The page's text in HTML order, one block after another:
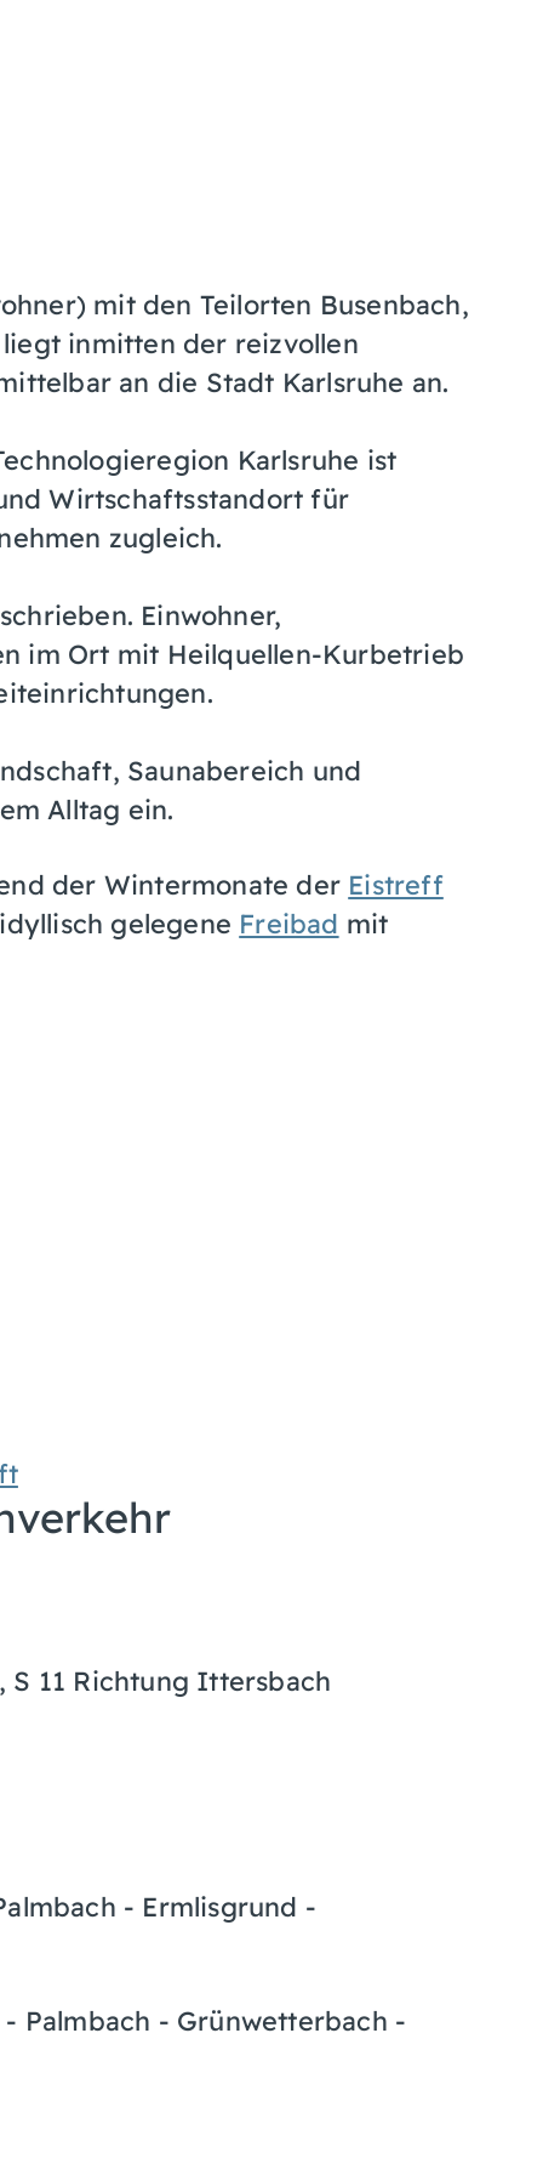
mit den Teilorten Busenbach,
inmitten der reizvollen
an die Stadt Karlsruhe an.
Karlsruhe ist
Wirtschaftsstandort für
zugleich.
Einwohner,
im Ort mit Heilquellen-Kurbetrieb
Saunabereich und
Alltag ein.
der Wintermonate der Eistreff
gelegene Freibad mit
S 11 Richtung Ittersbach
- Ermlisgrund -
Palmbach - Grünwetterbach -